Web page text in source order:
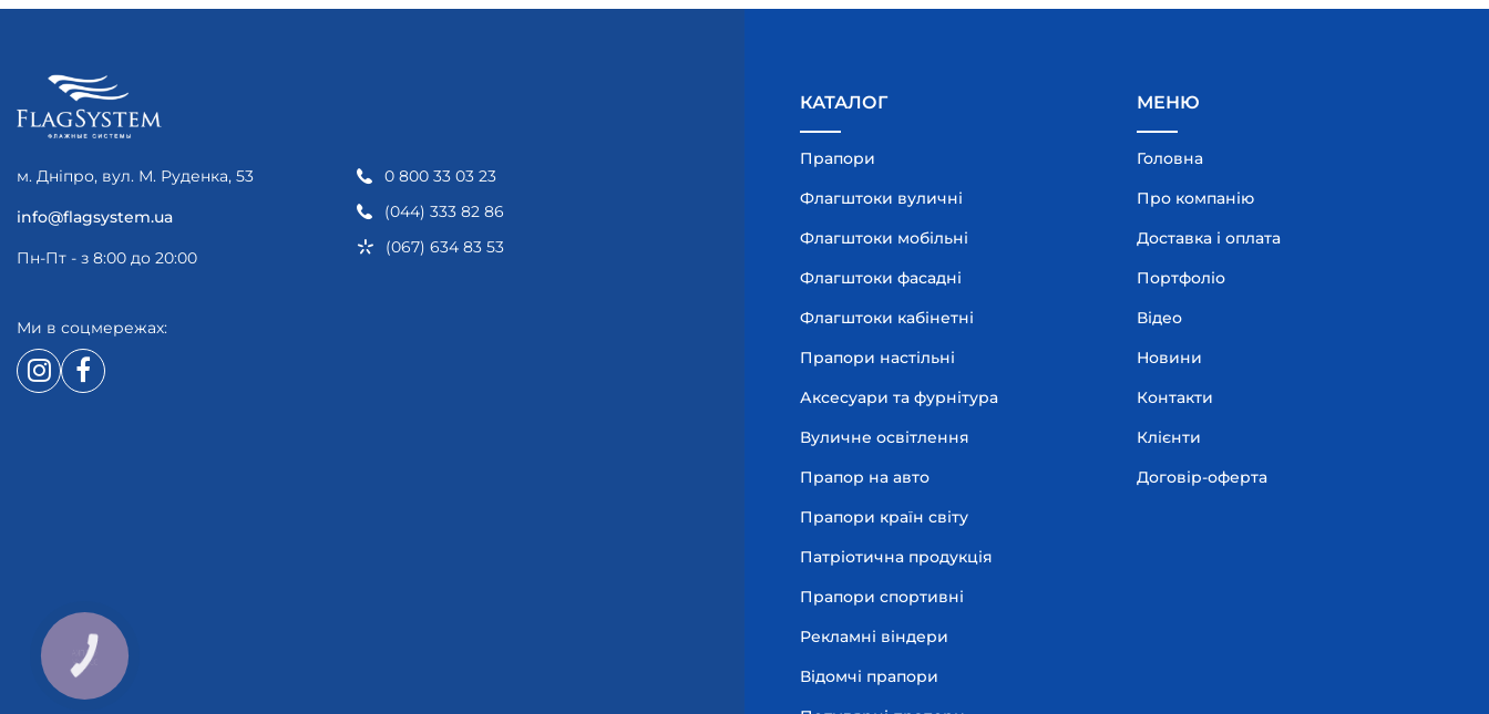
м. Дніпро, вул. М. Руденка, 53
info@flagsystem.ua
Пн-Пт - з 8:00 до 20:00
0 800 33 03 23
(044) 333 82 86
(067) 634 83 53
Ми в соцмережах:
КАТАЛОГ
Прапори
Флагштоки вуличні
Флагштоки мобільні
Флагштоки фасадні
Флагштоки кабінетні
Прапори настільні
Аксесуари та фурнітура
Вуличне освітлення
Прапор на авто
Прапори країн світу
Патріотична продукція
Прапори спортивні
Рекламні віндери
Відомчі прапори
МЕНЮ
Головна
Про компанію
Доставка і оплата
Портфоліо
Відео
Новини
Контакти
Клієнти
Договір-оферта
КНОПКА
ЗВ'ЯЗКУ